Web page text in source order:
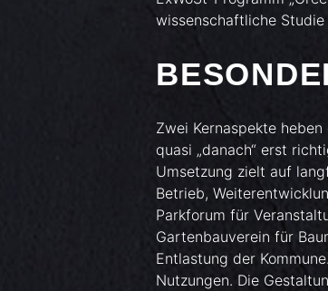
wissenschaftliche
Zwei Kernaspekte
quasi „danach“ erst
Umsetzung zielt auf
Betrieb,
Parkforum für
Gartenbauverein für
Entlastung der
Nutzungen. Die